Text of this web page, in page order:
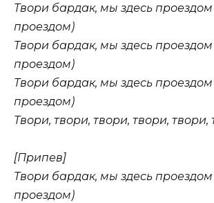
Твори бардак, мы здесь
проездом)
Твори бардак, мы здесь
проездом)
Твори бардак, мы здесь
проездом)
Твори, твори, твори, твори,
[Припев]
Твори бардак, мы здесь
проездом)